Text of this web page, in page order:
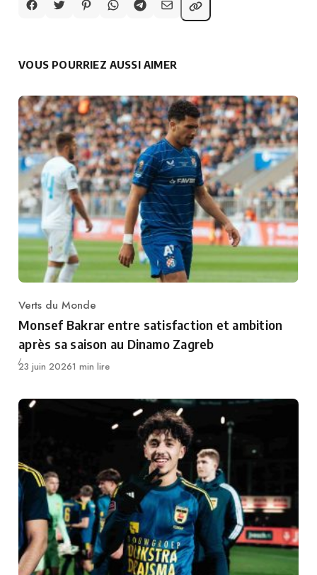
VOUS POURRIEZ AUSSI AIMER
Category
Verts du Monde
Monsef Bakrar entre satisfaction et ambition
après sa saison au Dinamo Zagreb
Publié
23 juin 20261 min lire